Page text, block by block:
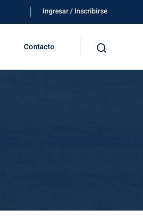
Ingresar / Inscribirse
Contacto